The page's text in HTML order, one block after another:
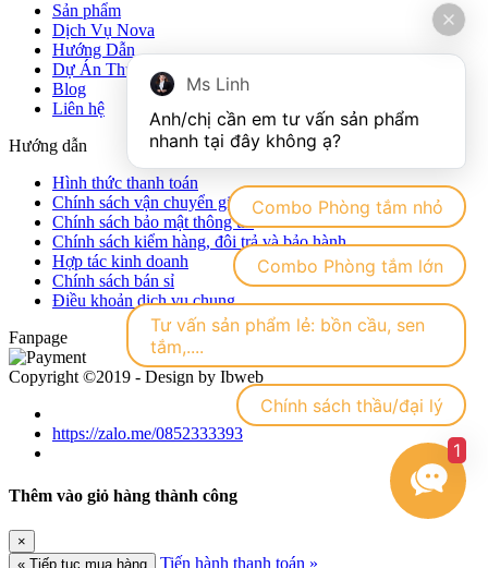
Sản phẩm
Dịch Vụ Nova
Hướng Dẫn
Dự Án Thực Tế
Blog
Liên hệ
Hướng dẫn
Hình thức thanh toán
Chính sách vận chuyển giao nhận hàng hóa
Chính sách bảo mật thông tin
Chính sách kiểm hàng, đôi trả và bảo hành
Hợp tác kinh doanh
Chính sách bán sỉ
Điều khoản dịch vụ chung
Fanpage
Copyright ©2019 - Design by Ibweb
https://zalo.me/0852333393
Thêm vào giỏ hàng thành công
×
« Tiếp tục mua hàng
Tiến hành thanh toán »
Ms Linh
Anh/chị cần em tư vấn sản phẩm
Combo Phòng tắm nhỏ
Combo Phòng tắm lớn
Tư vấn sản phẩm lẻ: bồn cầu, sen
tắm,....
Chính sách thầu/đại lý
1